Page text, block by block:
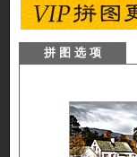
拼 图 选 项